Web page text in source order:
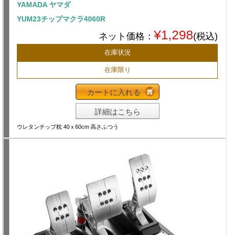
YAMADA ヤマダ
YUM23チップマクラ4060R
ネット価格： ¥1,298(税込)
在庫状況
在庫限り
カートに入れる
詳細はこちら
ウレタンチップ枕 40ｘ60cm 高さふつう